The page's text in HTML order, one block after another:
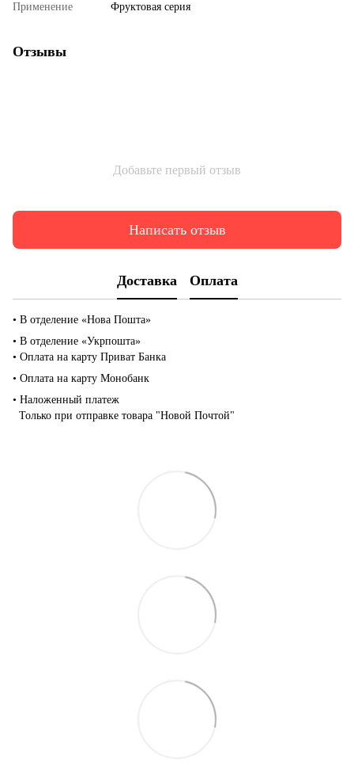
Применение Фруктовая серия
Отзывы
Добавьте первый отзыв
Написать отзыв
Доставка Оплата
• В отделение «Нова Пошта»
• В отделение «Укрпошта»
• Оплата на карту Приват Банка
• Оплата на карту Монобанк
• Наложенный платеж
Только при отправке товара "Новой Почтой"